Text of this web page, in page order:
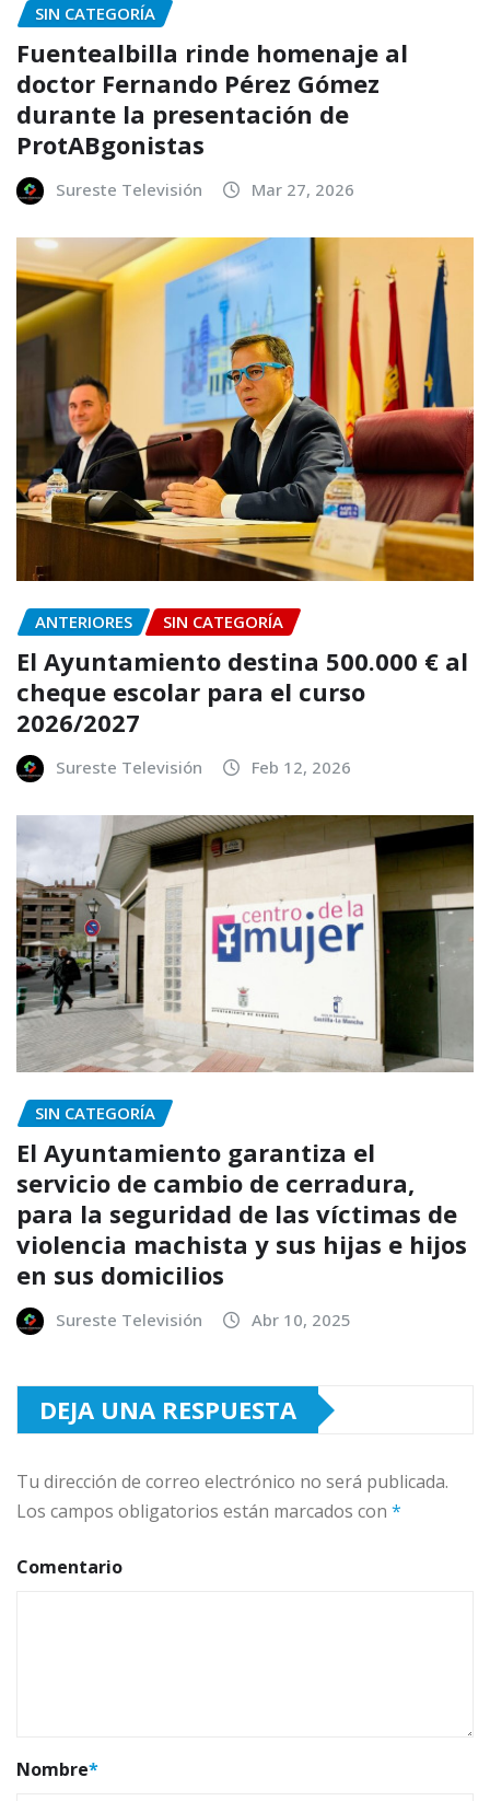
SIN CATEGORÍA
Fuentealbilla rinde homenaje al
doctor Fernando Pérez Gómez
durante la presentación de
ProtABgonistas
Sureste Televisión Mar 27, 2026
ANTERIORES SIN CATEGORÍA
El Ayuntamiento destina 500.000 € al
cheque escolar para el curso
2026/2027
Sureste Televisión Feb 12, 2026
SIN CATEGORÍA
El Ayuntamiento garantiza el
servicio de cambio de cerradura,
para la seguridad de las víctimas de
violencia machista y sus hijas e hijos
en sus domicilios
Sureste Televisión Abr 10, 2025
DEJA UNA RESPUESTA
Tu dirección de correo electrónico no será publicada.
Los campos obligatorios están marcados con *
Comentario
Nombre*